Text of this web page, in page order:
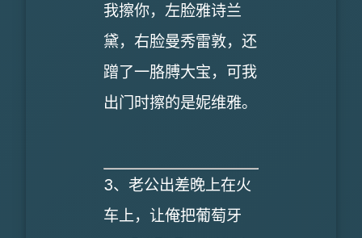
我擦你，左脸雅诗兰
黛，右脸曼秀雷敦，还
蹭了一胳膊大宝，可我
出门时擦的是妮维雅。
3、老公出差晚上在火
车上，让俺把葡萄牙